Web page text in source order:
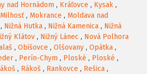
nad Hornádom , Kráľovce , Kysak ,
Milhosť , Mokrance , Moldava nad
, Nižná Hutka , Nižná Kamenica , Nižná
Klátov , Nižný Lánec , Nová Polhora
, Obišovce , Olšovany , Opátka ,
, Perín-Chym , Ploské , Ploské ,
, Rákoš , Rankovce , Rešica ,